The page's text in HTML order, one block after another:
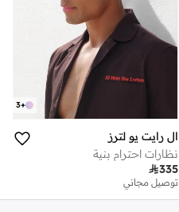
+
3
ال رايت يو لترز
نظارات احترام بنية
335
توصيل مجاني